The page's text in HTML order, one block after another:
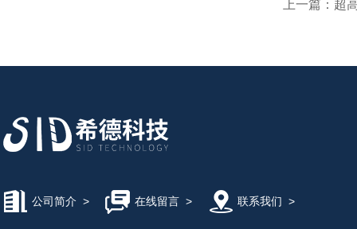
上一篇： 超
公司简介 > 在线留言> 联系我们 >